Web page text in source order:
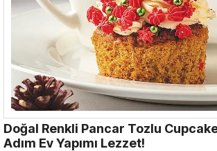
Doğal Renkli Pancar Tozlu
Adım Ev Yapımı Lezzet!